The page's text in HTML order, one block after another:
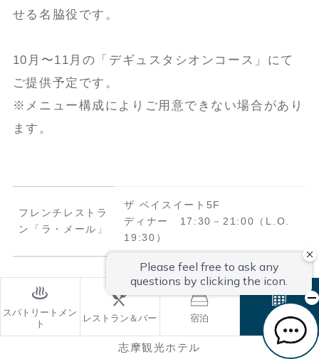
せる名脇役です。
10月〜11月の「デギュスタシオンコース」にて
ご提供予定です。
※メニュー構成によりご用意できない場合があり
ます。
フレンチレストラ
ン「ラ・メール」
ザ ベイスイート5F
ディナー 17:30－21:00（L.O.
19:30）
和食総料理長がお届けする夏の料
理 塚原巨司の料理ストーリー
スパトリートメン
ト
レストラン＆バー 宿泊 ご予約
志摩観光ホテル